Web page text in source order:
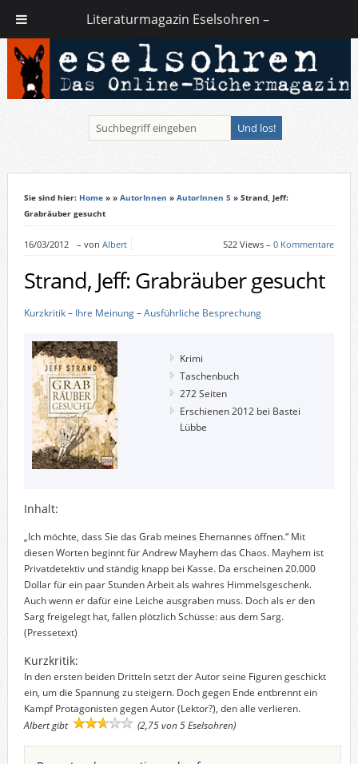
Sie sind hier: Home» » AutorInnen » AutorInnen S » Strand, Jeff:
Grabräuber gesucht
16/03/2012 – von Albert 522 Views –0 Kommentare
Strand, Jeff: Grabräuber gesucht
Kurzkritik– Ihre Meinung–Ausführliche Besprechung
Krimi
Taschenbuch
272 Seiten
Erschienen 2012 bei Bastei
Lübbe
Inhalt:
„Ich möchte, dass Sie das Grab meines Ehemannes öffnen.“ Mit
diesen Worten beginnt für Andrew Mayhem das Chaos. Mayhem ist
Privatdetektiv und ständig knapp bei Kasse. Da erscheinen 20.000
Dollar für ein paar Stunden Arbeit als wahres Himmelsgeschenk.
Auch wenn er dafür eine Leiche ausgraben muss. Doch als er den
Sarg freigelegt hat, fallen plötzlich Schüsse: aus dem Sarg.
(Pressetext)
Kurzkritik:
In den ersten beiden Dritteln setzt der Autor seine Figuren geschickt
ein, um die Spannung zu steigern. Doch gegen Ende entbrennt ein
Kampf Protagonisten gegen Autor (Lektor?), den alle verlieren.
Albert gibt
(2,75 von 5 Eselsohren)
Literaturmagazin Eselsohren –